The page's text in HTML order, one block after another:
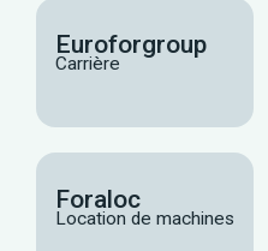
Euroforgroup
Carrière
Foraloc
Location de machines